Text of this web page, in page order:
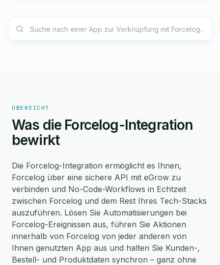
ÜBERSICHT
Was die Forcelog-Integration
bewirkt
Die Forcelog-Integration ermöglicht es Ihnen,
Forcelog über eine sichere API mit eGrow zu
verbinden und No-Code-Workflows in Echtzeit
zwischen Forcelog und dem Rest Ihres Tech-Stacks
auszuführen. Lösen Sie Automatisierungen bei
Forcelog-Ereignissen aus, führen Sie Aktionen
innerhalb von Forcelog von jeder anderen von
Ihnen genutzten App aus und halten Sie Kunden-,
Bestell- und Produktdaten synchron – ganz ohne